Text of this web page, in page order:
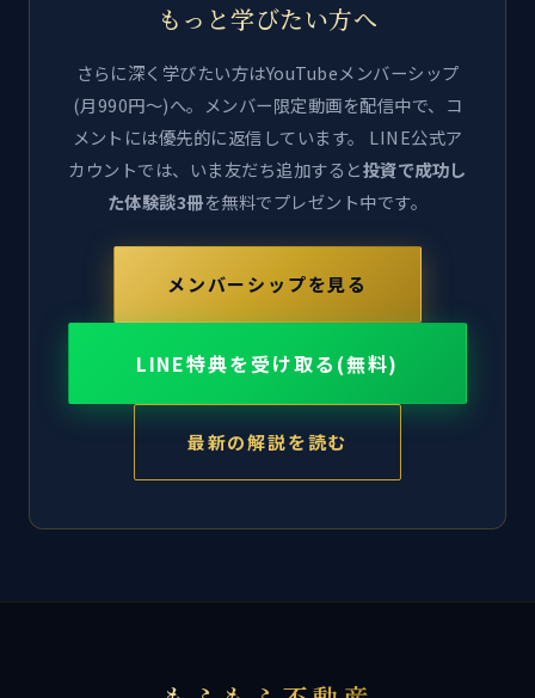
もっと学びたい方へ
さらに深く学びたい方はYouTubeメンバーシップ
(月990円〜)へ。メンバー限定動画を配信中で、コ
メントには優先的に返信しています。 LINE公式ア
カウントでは、いま友だち追加すると投資で成功し
た体験談3冊を無料でプレゼント中です。
メンバーシップを見る
LINE特典を受け取る(無料)
最新の解説を読む